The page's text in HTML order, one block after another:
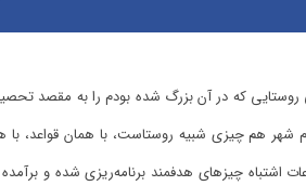
که در آن بزرگ شده بودم را به مقصد
شهر هم چیزی شبیه روستاست‌، با همان قواعد،
اشتباه چیزهای هدفمند برنامه‌ریزی شده و برآمده